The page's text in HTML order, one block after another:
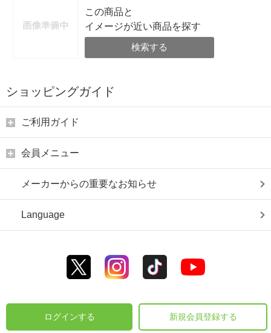
この商品と
イメージが近い商品を探す
検索する
ショッピングガイド
ご利用ガイド
会員メニュー
メーカーからの重要なお知らせ
Language
ログインする 新規会員登録する